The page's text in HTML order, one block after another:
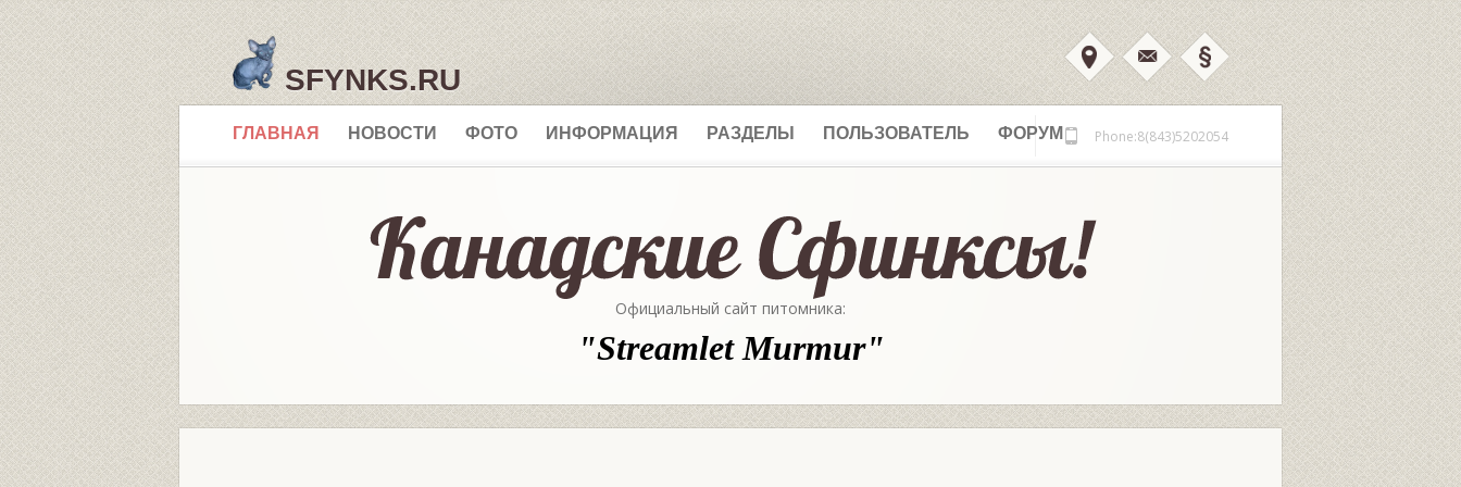
SFYNKS.RU
ГЛАВНАЯ НОВОСТИ ФОТО ИНФОРМАЦИЯ РАЗДЕЛЫ ПОЛЬЗОВАТЕЛЬ ФОРУМ Phone:8(843)5202054
Официальный сайт питомника:
"Streamlet Murmur"